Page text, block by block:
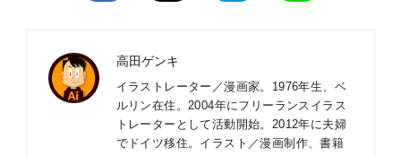
高田ゲンキ
イラストレーター／漫画家。1976年生、ベ
ルリン在住。2004年にフリーランスイラス
トレーターとして活動開始。2012年に夫婦
でドイツ移住。イラスト／漫画制作、書籍